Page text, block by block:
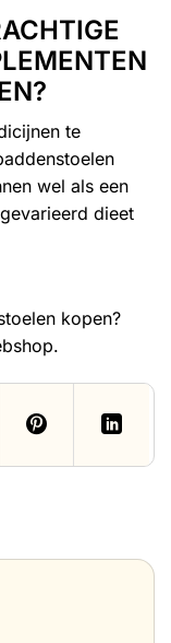
te
wel als een
dieet
kopen?